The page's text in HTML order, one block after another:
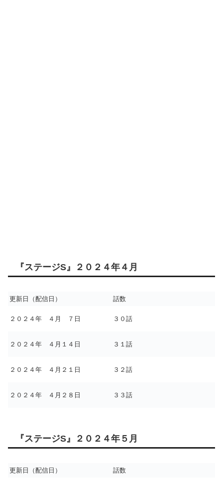
『ステージS』２０２４年４月
更新日（配信日） 話数
２０２４年 ４月 ７日 ３０話
２０２４年 ４月１４日 ３１話
２０２４年 ４月２１日 ３２話
２０２４年 ４月２８日 ３３話
『ステージS』２０２４年５月
更新日（配信日） 話数